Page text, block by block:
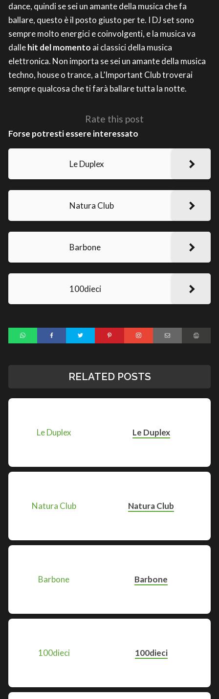
dance, quindi se sei un amante della musica che fa
ballare, questo è il posto giusto per te. I DJ set sono
sempre molto energici e coinvolgenti, e la musica va
dallehit del momento ai classici della musica
elettronica. Non importa se sei un amante della musica
techno, house o trance, a L’Important Club troverai
sempre qualcosa che ti farà ballare tutta la notte.
Rate this post
Forse potresti essere interessato
Le Duplex
Natura Club
Barbone
100dieci
RELATED POSTS
Le Duplex
Natura Club
Barbone
100dieci